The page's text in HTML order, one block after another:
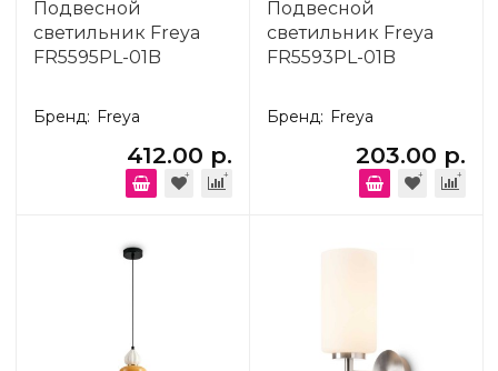
Подвесной
светильник Freya
FR5595PL-01B
Бренд: Freya
412.00 р.
Подвесной
светильник Freya
FR5593PL-01B
Бренд: Freya
203.00 р.